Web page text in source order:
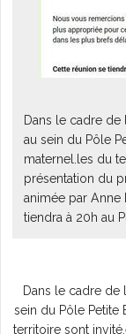
L'AGENDA
Dans le cadre de
au sein du Pôle
maternel.les du
présentation du
animée par Anne
tiendra à 20h au
Dans le cadre de
sein du Pôle Petite
territoire sont